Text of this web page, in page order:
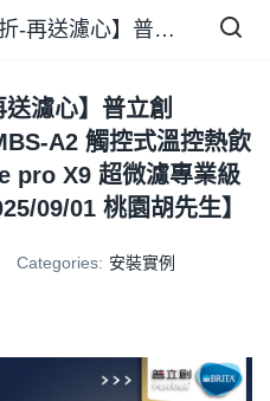
【省錢王-詢問打7折-再送濾心】普立創 PURETRON TPH-689MBS-A2 觸控式溫控熱飲機+德國 BRITA mypure pro X9 超微濾專業級淨水系統 安裝實例【2025/09/01 桃園胡先生】
濾心】普立創
A2 觸控式溫控熱飲
pro X9 超微濾專業級
09/01 桃園胡先生】
Categories: 安裝實例